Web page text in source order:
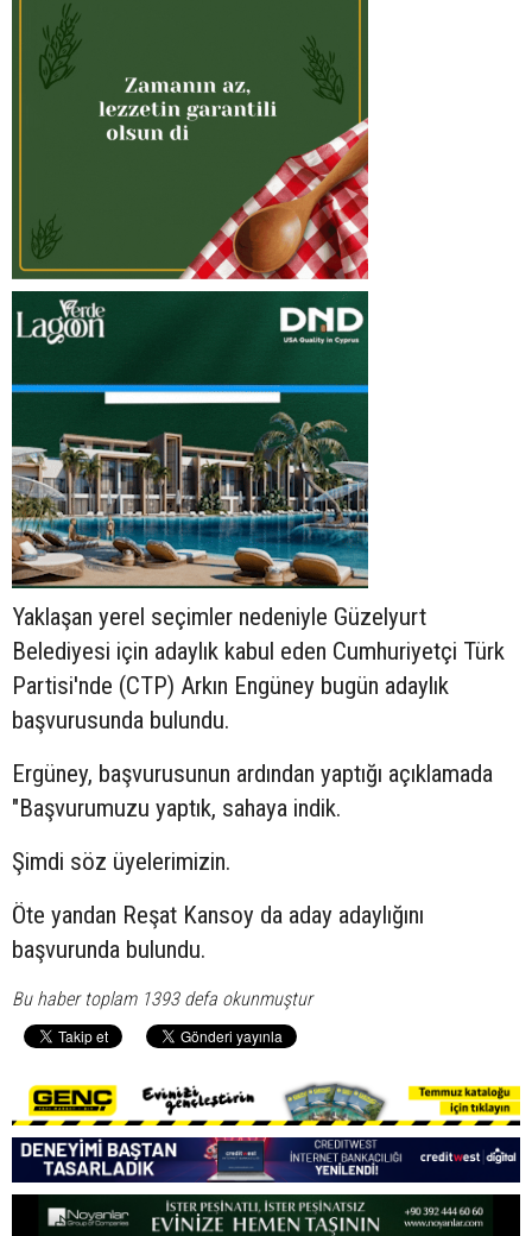
Yaklaşan yerel seçimler nedeniyle Güzelyurt
Belediyesi için adaylık kabul eden Cumhuriyetçi Türk
Partisi'nde (CTP) Arkın Engüney bugün adaylık
başvurusunda bulundu.
Ergüney, başvurusunun ardından yaptığı açıklamada
"Başvurumuzu yaptık, sahaya indik.
Şimdi söz üyelerimizin.
Öte yandan Reşat Kansoy da aday adaylığını
başvurunda bulundu.
Bu haber toplam 1393 defa okunmuştur